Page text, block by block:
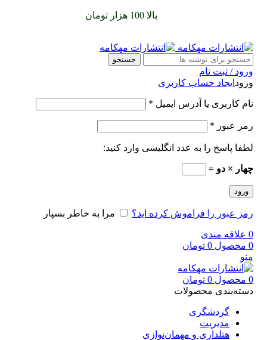
بالا 100 هزار تومان
جستجو
ورود / ثبت نام
ورود ایجاد حساب کاربری
نام کاربری یا آدرس ایمیل *
رمز عبور *
لطفا پاسخ را به عدد انگلیسی وارد کنید:
چهار × دو =
ورود
رمز عبور را فراموش کرده اید؟ مرا به خاطر بسپار
0 علاقه مندی
0 محصول 0 تومان
منو
0 محصول 0 تومان
دسته‌بندی محصولات
گردشگری
مدیریت
هتلداری و مهمان‌نوازی